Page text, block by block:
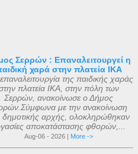
Σερρών : Επαναλειτουργεί η
χαρά στην πλατεία ΙΚΑ
της παιδικής χαράς
πλατεία ΙΚΑ, στην πόλη των
Σερρών, ανακοίνωσε ο Δήμος
με την ανακοίνωση
δημοτικής αρχής, ολοκληρώθηκαν
αποκατάστασης φθορών,...
Aug-06 - 2026 | More ->